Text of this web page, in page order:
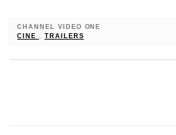
CHANNEL VIDEO ONE
CINE, TRAILERS